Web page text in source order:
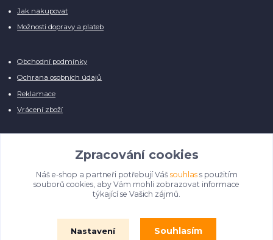
Jak nakupovat
Možnosti dopravy a plateb
Obchodní podmínky
Ochrana osobních údajů
Reklamace
Vrácení zboží
Manuálně pro Vás kontrolujeme každý produkt, přesto se může stát, že u
několika z nich je vyobrazen pouze obrázek informativního charakteru.
Omlouváme se, na úpravě databáze pilně pracujeme.
Zpracování cookies
Náš e-shop a partneři potřebují Váš souhlass použitím
souborů cookies, aby Vám mohli zobrazovat informace
týkající se Vašich zájmů.
Nastavení Souhlasím